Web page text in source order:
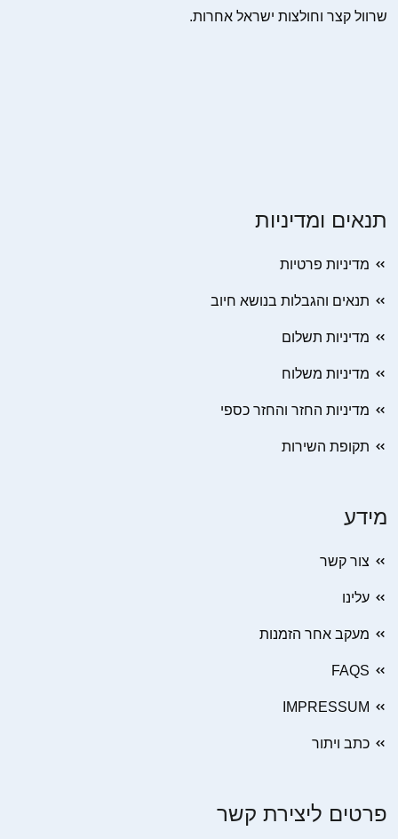
שרוול קצר וחולצות ישראל אחרות.
תנאים ומדיניות
מדיניות פרטיות
תנאים והגבלות בנושא חיוב
מדיניות תשלום
מדיניות משלוח
מדיניות החזר והחזר כספי
תקופת השירות
מידע
צור קשר
עלינו
מעקב אחר הזמנות
FAQS
IMPRESSUM
כתב ויתור
פרטים ליצירת קשר